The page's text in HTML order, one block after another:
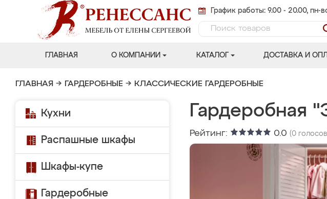
График работы: 9.00 - 20.00, пн-
ГЛАВНАЯ О КОМПАНИИ КАТАЛОГ ДОСТАВКА И
ГЛАВНАЯ → ГАРДЕРОБНЫЕ → КЛАССИЧЕСКИЕ ГАРДЕРОБНЫЕ
Кухни
Распашные шкафы
Шкафы-купе
Гардеробные
Гардеробная
Рейтинг: 0.0 (0